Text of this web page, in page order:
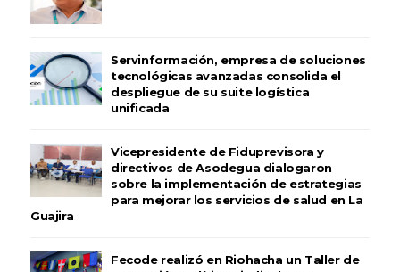
Servinformación, empresa de soluciones
tecnológicas avanzadas consolida el
despliegue de su suite logística
unificada
Vicepresidente de Fiduprevisora y
directivos de Asodegua dialogaron
sobre la implementación de estrategias
para mejorar los servicios de salud en La
Guajira
Fecode realizó en Riohacha un Taller de